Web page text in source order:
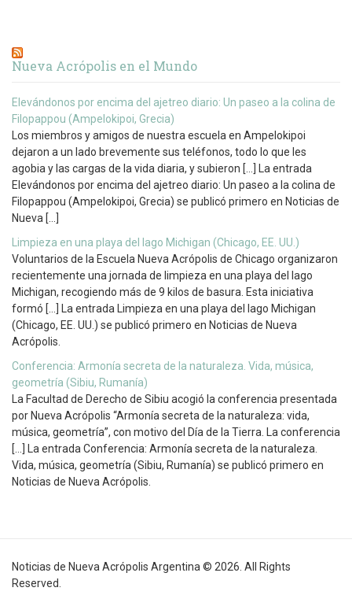
Nueva Acrópolis en el Mundo
Elevándonos por encima del ajetreo diario: Un paseo a la colina de
Filopappou (Ampelokipoi, Grecia)
Los miembros y amigos de nuestra escuela en Ampelokipoi
dejaron a un lado brevemente sus teléfonos, todo lo que les
agobia y las cargas de la vida diaria, y subieron […] La entrada
Elevándonos por encima del ajetreo diario: Un paseo a la colina de
Filopappou (Ampelokipoi, Grecia) se publicó primero en Noticias de
Nueva […]
Limpieza en una playa del lago Michigan (Chicago, EE. UU.)
Voluntarios de la Escuela Nueva Acrópolis de Chicago organizaron
recientemente una jornada de limpieza en una playa del lago
Michigan, recogiendo más de 9 kilos de basura. Esta iniciativa
formó […] La entrada Limpieza en una playa del lago Michigan
(Chicago, EE. UU.) se publicó primero en Noticias de Nueva
Acrópolis.
Conferencia: Armonía secreta de la naturaleza. Vida, música,
geometría (Sibiu, Rumanía)
La Facultad de Derecho de Sibiu acogió la conferencia presentada
por Nueva Acrópolis “Armonía secreta de la naturaleza: vida,
música, geometría”, con motivo del Día de la Tierra. La conferencia
[…] La entrada Conferencia: Armonía secreta de la naturaleza.
Vida, música, geometría (Sibiu, Rumanía) se publicó primero en
Noticias de Nueva Acrópolis.
Noticias de Nueva Acrópolis Argentina © 2026. All Rights
Reserved.